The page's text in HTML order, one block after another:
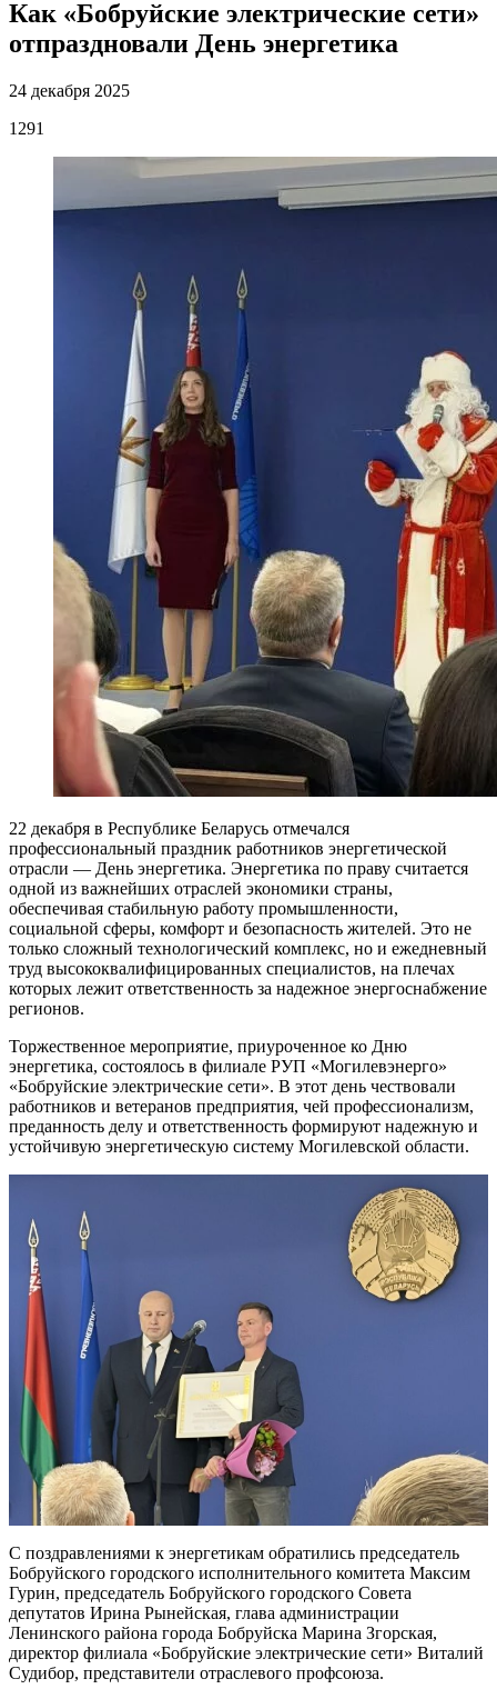
Как «Бобруйские электрические сети»
отпраздновали День энергетика
24 декабря 2025
1291
22 декабря в Республике Беларусь отмечался
профессиональный праздник работников энергетической
отрасли — День энергетика. Энергетика по праву считается
одной из важнейших отраслей экономики страны,
обеспечивая стабильную работу промышленности,
социальной сферы, комфорт и безопасность жителей. Это не
только сложный технологический комплекс, но и ежедневный
труд высококвалифицированных специалистов, на плечах
которых лежит ответственность за надежное энергоснабжение
регионов.
Торжественное мероприятие, приуроченное ко Дню
энергетика, состоялось в филиале РУП «Могилевэнерго»
«Бобруйские электрические сети». В этот день чествовали
работников и ветеранов предприятия, чей профессионализм,
преданность делу и ответственность формируют надежную и
устойчивую энергетическую систему Могилевской области.
С поздравлениями к энергетикам обратились председатель
Бобруйского городского исполнительного комитета Максим
Гурин, председатель Бобруйского городского Совета
депутатов Ирина Рынейская, глава администрации
Ленинского района города Бобруйска Марина Згорская,
директор филиала «Бобруйские электрические сети» Виталий
Судибор, представители отраслевого профсоюза.